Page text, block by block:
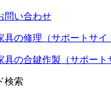
問い合わせ
具の修理（サポートサイ
具の合鍵作製（サポート
検索